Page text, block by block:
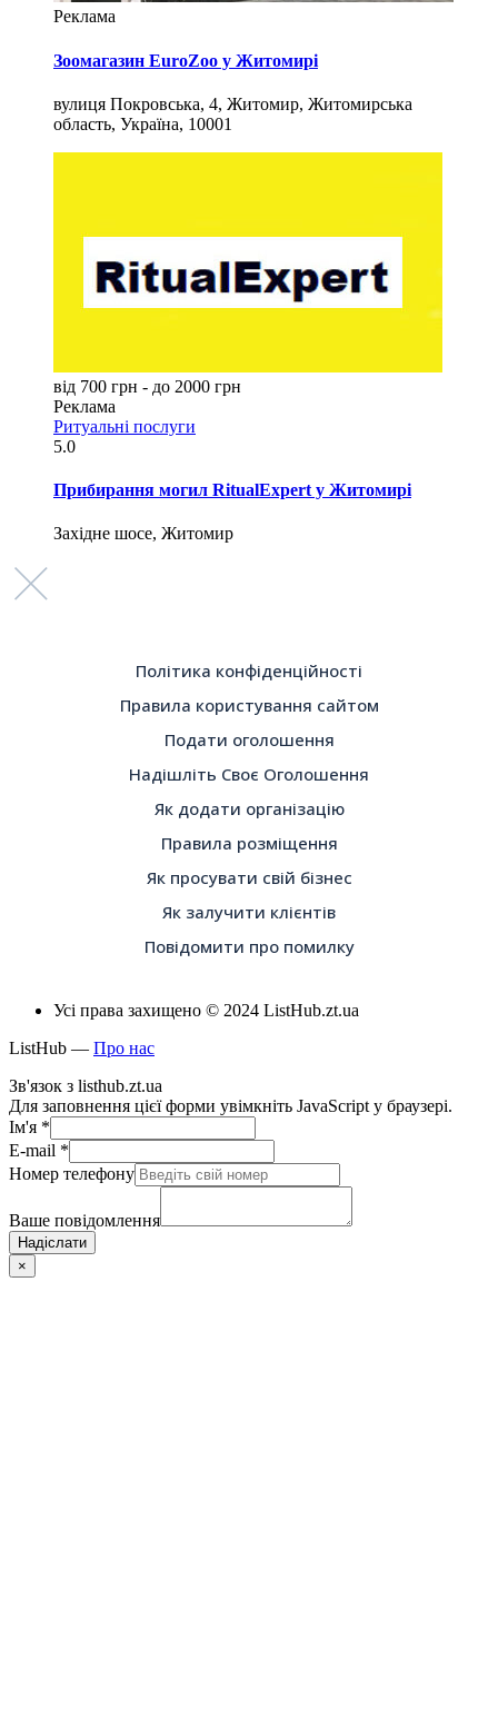
Реклама
Зоомагазин EuroZoo у Житомирі
вулиця Покровська, 4, Житомир, Житомирська
область, Україна, 10001
від 700 грн - до 2000 грн
Реклама
Ритуальні послуги
5.0
Прибирання могил RitualExpert у Житомирі
Західне шосе, Житомир
Політика конфіденційності
Правила користування сайтом
Подати оголошення
Надішліть Своє Оголошення
Як додати організацію
Правила розміщення
Як просувати свій бізнес
Як залучити клієнтів
Повідомити про помилку
Усі права захищено © 2024 ListHub.zt.ua
ListHub — Про нас
Зв'язок з listhub.zt.ua
Для заповнення цієї форми увімкніть JavaScript у браузері.
Ім'я *
E-mail *
Номер телефону
Ваше повідомлення
Надіслати
×